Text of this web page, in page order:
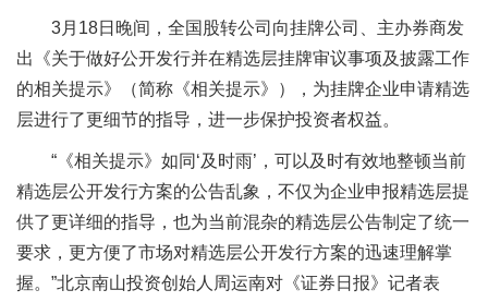
3月18日晚间，全国股转公司向挂牌公司、主办券商发
出《关于做好公开发行并在精选层挂牌审议事项及披露工作
的相关提示》（简称《相关提示》），为挂牌企业申请精选
层进行了更细节的指导，进一步保护投资者权益。
“《相关提示》如同‘及时雨’，可以及时有效地整顿当前
精选层公开发行方案的公告乱象，不仅为企业申报精选层提
供了更详细的指导，也为当前混杂的精选层公告制定了统一
要求，更方便了市场对精选层公开发行方案的迅速理解掌
握。”北京南山投资创始人周运南对《证券日报》记者表